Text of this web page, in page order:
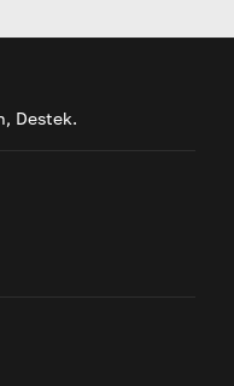
Destek.